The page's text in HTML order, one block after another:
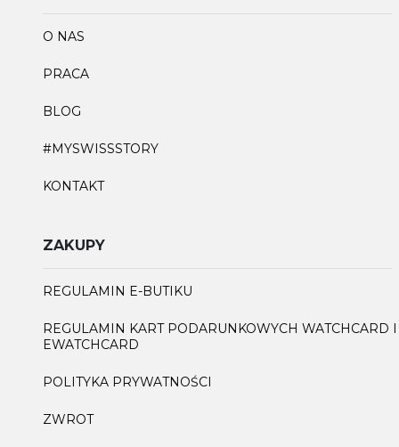
O NAS
PRACA
BLOG
#MYSWISSSTORY
KONTAKT
ZAKUPY
REGULAMIN E-BUTIKU
REGULAMIN KART PODARUNKOWYCH WATCHCARD I
EWATCHCARD
POLITYKA PRYWATNOŚCI
ZWROT